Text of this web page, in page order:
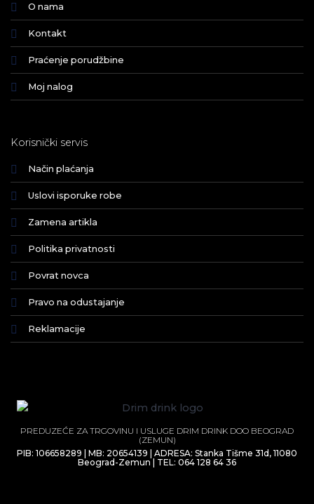
O nama
Kontakt
Praćenje porudžbine
Moj nalog
Korisnički servis
Način plaćanja
Uslovi isporuke robe
Zamena artikla
Politika privatnosti
Povrat novca
Pravo na odustajanje
Reklamacije
PREDUZEĆE ZA TRGOVINU I USLUGE DRIM DRINK DOO BEOGRAD
(ZEMUN)
PIB: 106658289 | MB: 20654139 | ADRESA: Stanka Tišme 31d, 11080
Beograd-Zemun | TEL: 064 128 64 36